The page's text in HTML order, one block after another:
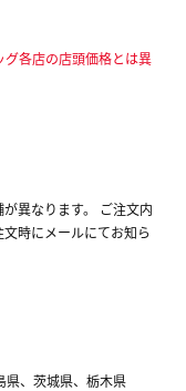
各店の店頭価格とは異
異なります。 ご注文内
時にメールにてお知ら
県、茨城県、栃木県